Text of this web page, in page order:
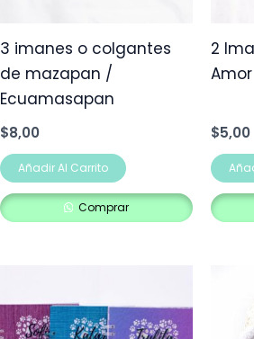
3 imanes o colgantes
de mazapan /
Ecuamasapan
$8,00
Añadir Al Carrito
Comprar
2
Amor
$5,00